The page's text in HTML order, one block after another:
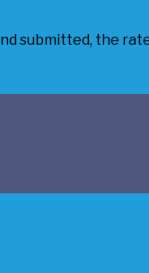
submitted, the